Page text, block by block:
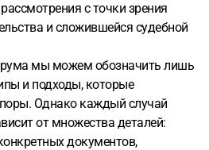
с точки зрения
и сложившейся судебной
мы можем обозначить лишь
и подходы, которые
Однако каждый случай
от множества деталей:
документов,